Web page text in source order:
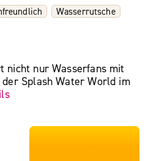
Wasserrutsche
nicht nur Wasserfans mit
Splash Water World im